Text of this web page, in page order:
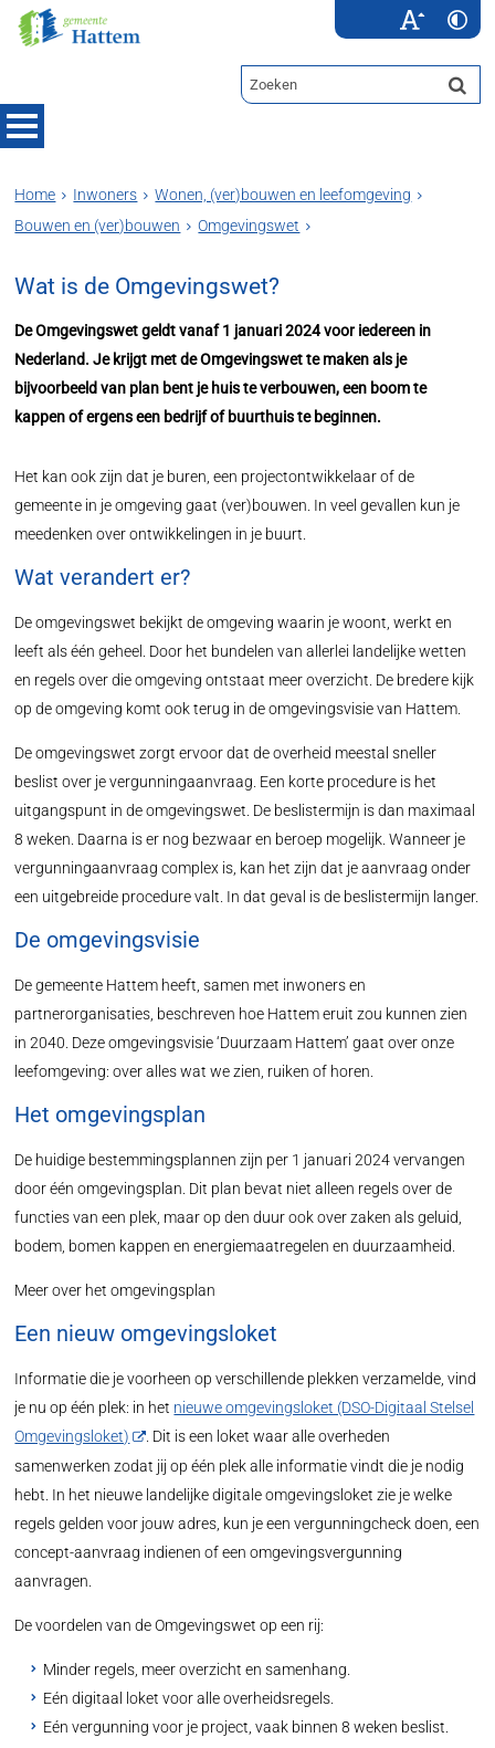
Home Inwoners
Wonen, (ver)bouwen en leefomgeving
Bouwen en (ver)bouwen
Omgevingswet
Wat is de Omgevingswet?
De Omgevingswet geldt vanaf 1 januari 2024 voor iedereen in
Nederland. Je krijgt met de Omgevingswet te maken als je
bijvoorbeeld van plan bent je huis te verbouwen, een boom te
kappen of ergens een bedrijf of buurthuis te beginnen.
Het kan ook zijn dat je buren, een projectontwikkelaar of de
gemeente in je omgeving gaat (ver)bouwen. In veel gevallen kun je
meedenken over ontwikkelingen in je buurt.
Wat verandert er?
De omgevingswet bekijkt de omgeving waarin je woont, werkt en
leeft als één geheel. Door het bundelen van allerlei landelijke wetten
en regels over die omgeving ontstaat meer overzicht. De bredere kijk
op de omgeving komt ook terug in de omgevingsvisie van Hattem.
De omgevingswet zorgt ervoor dat de overheid meestal sneller
beslist over je vergunningaanvraag. Een korte procedure is het
uitgangspunt in de omgevingswet. De beslistermijn is dan maximaal
8 weken. Daarna is er nog bezwaar en beroep mogelijk. Wanneer je
vergunningaanvraag complex is, kan het zijn dat je aanvraag onder
een uitgebreide procedure valt. In dat geval is de beslistermijn langer.
De omgevingsvisie
De gemeente Hattem heeft, samen met inwoners en
partnerorganisaties, beschreven hoe Hattem eruit zou kunnen zien
in 2040. Deze omgevingsvisie ‘Duurzaam Hattem’ gaat over onze
leefomgeving: over alles wat we zien, ruiken of horen.
Het omgevingsplan
De huidige bestemmingsplannen zijn per 1 januari 2024 vervangen
door één omgevingsplan. Dit plan bevat niet alleen regels over de
functies van een plek, maar op den duur ook over zaken als geluid,
bodem, bomen kappen en energiemaatregelen en duurzaamheid.
Meer over het omgevingsplan
Een nieuw omgevingsloket
Informatie die je voorheen op verschillende plekken verzamelde, vind
je nu op één plek: in het nieuwe omgevingsloket (DSO-Digitaal Stelsel
Omgevingsloket)
. Dit is een loket waar alle overheden
samenwerken zodat jij op één plek alle informatie vindt die je nodig
hebt. In het nieuwe landelijke digitale omgevingsloket zie je welke
regels gelden voor jouw adres, kun je een vergunningcheck doen, een
concept-aanvraag indienen of een omgevingsvergunning
aanvragen.
De voordelen van de Omgevingswet op een rij:
Minder regels, meer overzicht en samenhang.
Eén digitaal loket voor alle overheidsregels.
Eén vergunning voor je project, vaak binnen 8 weken beslist.